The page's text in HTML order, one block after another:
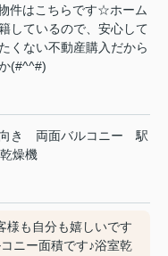
件はこちらです☆ホーム
しているので、安心して
くない不動産購入だから
(#^^#)
き 両面バルコニー
駅
燥機
様も自分も嬉しいです
ニー面積です♪浴室乾